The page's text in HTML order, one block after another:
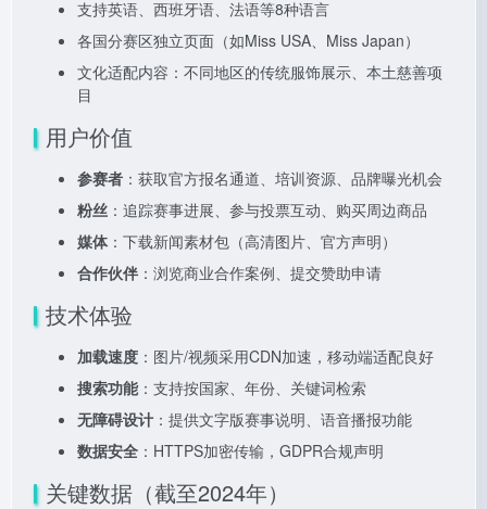
支持英语、西班牙语、法语等8种语言
各国分赛区独立页面（如Miss USA、Miss Japan）
文化适配内容：不同地区的传统服饰展示、本土慈善项
目
用户价值
参赛者 ：获取官方报名通道、培训资源、品牌曝光机会
粉丝 ：追踪赛事进展、参与投票互动、购买周边商品
媒体：下载新闻素材包（高清图片、官方声明）
合作伙伴 ：浏览商业合作案例、提交赞助申请
技术体验
加载速度 ：图片/视频采用CDN加速，移动端适配良好
搜索功能：支持按国家、年份、关键词检索
无障碍设计 ：提供文字版赛事说明、语音播报功能
数据安全 ：HTTPS加密传输，GDPR合规声明
关键数据（截至2024年）